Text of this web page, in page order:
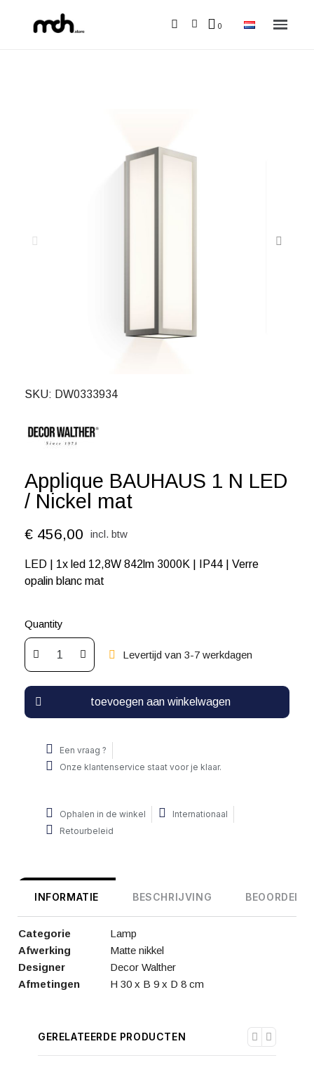
SKU DW0333934
Applique BAUHAUS 1 N LED
/ Nickel mat
€ 456,00 incl. btw
LED | 1x led 12,8W 842lm 3000K | IP44 | Verre
opalin blanc mat
Quantity
Levertijd van 3-7 werkdagen
toevoegen aan winkelwagen
Een vraag ?
Onze klantenservice staat voor je klaar.
Ophalen in de winkel
Internationaal
Retourbeleid
INFORMATIE BESCHRIJVING
Categorie
Lamp
Afwerking
Matte nikkel
Designer
Decor Walther
Afmetingen
H 30 x B 9 x D 8 cm
GERELATEERDE PRODUCTEN